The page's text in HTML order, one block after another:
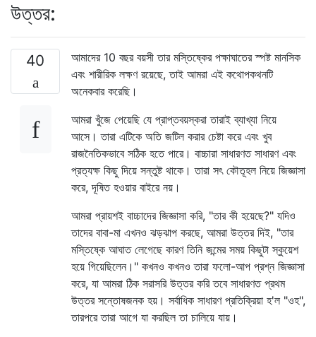
উত্তর:
40
আমাদের 10 বছর বয়সী তার মস্তিষ্কের পক্ষাঘাতের স্পষ্ট মানসিক
এবং শারীরিক লক্ষণ রয়েছে, তাই আমরা এই কথোপকথনটি
অনেকবার করেছি।
আমরা খুঁজে পেয়েছি যে প্রাপ্তবয়স্করা তারাই ব্যাখ্যা নিয়ে
আসে। তারা এটিকে অতি জটিল করার চেষ্টা করে এবং খুব
রাজনৈতিকভাবে সঠিক হতে পারে। বাচ্চারা সাধারণত সাধারণ এবং
প্রত্যক্ষ কিছু দিয়ে সন্তুষ্ট থাকে। তারা সৎ কৌতূহল নিয়ে জিজ্ঞাসা
করে, দূষিত হওয়ার বাইরে নয়।
আমরা প্রায়শই বাচ্চাদের জিজ্ঞাসা করি, "তার কী হয়েছে?" যদিও
তাদের বাবা-মা এখনও ঝড়ঝাপ করছে, আমরা উত্তর দিই, "তার
মস্তিষ্কে আঘাত লেগেছে কারণ তিনি জন্মের সময় কিছুটা স্কুয়েশ
হয়ে গিয়েছিলেন।" কখনও কখনও তারা ফলো-আপ প্রশ্ন জিজ্ঞাসা
করে, যা আমরা ঠিক সরাসরি উত্তর করি তবে সাধারণত প্রথম
উত্তর সন্তোষজনক হয়। সর্বাধিক সাধারণ প্রতিক্রিয়া হ'ল "ওহ",
তারপরে তারা আগে যা করছিল তা চালিয়ে যায়।